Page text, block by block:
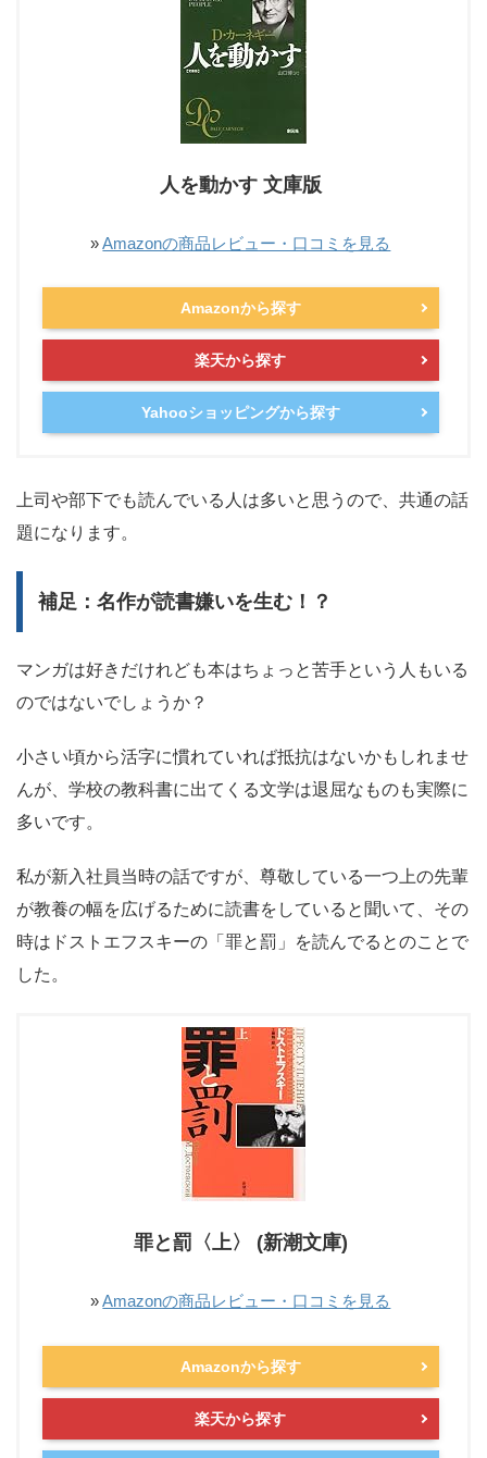
人を動かす 文庫版
»Amazonの商品レビュー・口コミを見る
Amazonから探す
楽天から探す
Yahooショッピングから探す
上司や部下でも読んでいる人は多いと思うので、共通の話
題になります。
補足：名作が読書嫌いを生む！？
マンガは好きだけれども本はちょっと苦手という人もいる
のではないでしょうか？
小さい頃から活字に慣れていれば抵抗はないかもしれませ
んが、学校の教科書に出てくる文学は退屈なものも実際に
多いです。
私が新入社員当時の話ですが、尊敬している一つ上の先輩
が教養の幅を広げるために読書をしていると聞いて、その
時はドストエフスキーの「罪と罰」を読んでるとのことで
した。
罪と罰〈上〉 (新潮文庫)
»Amazonの商品レビュー・口コミを見る
Amazonから探す
楽天から探す